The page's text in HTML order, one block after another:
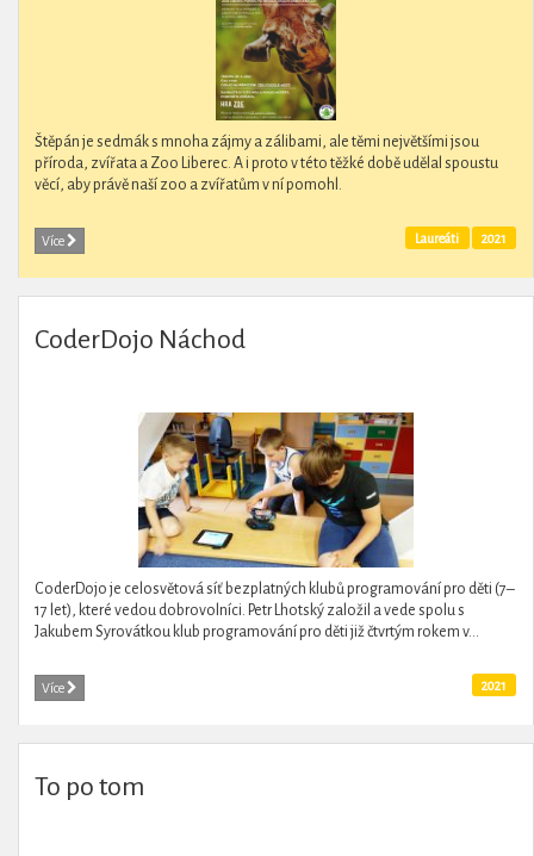
Štěpán je sedmák s mnoha zájmy a zálibami, ale těmi největšími jsou
příroda, zvířata a Zoo Liberec. A i proto v této těžké době udělal spoustu
věcí, aby právě naší zoo a zvířatům v ní pomohl.
Více 2021
Laureáti
CoderDojo Náchod
CoderDojo je celosvětová síť bezplatných klubů programování pro děti (7–
17 let), které vedou dobrovolníci. Petr Lhotský založil a vede spolu s
Jakubem Syrovátkou klub programování pro děti již čtvrtým rokem v...
Více 2021
To po tom